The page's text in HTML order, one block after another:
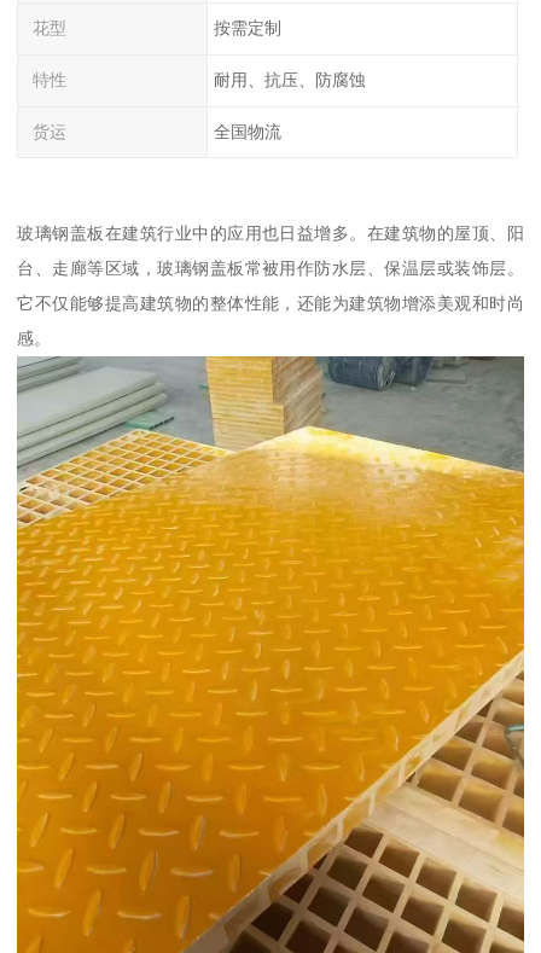
花型 按需定制
特性 耐用、抗压、防腐蚀
货运 全国物流
玻璃钢盖板在建筑行业中的应用也日益增多。在建筑物的屋顶、阳
台、走廊等区域，玻璃钢盖板常被用作防水层、保温层或装饰层。
它不仅能够提高建筑物的整体性能，还能为建筑物增添美观和时尚
感。